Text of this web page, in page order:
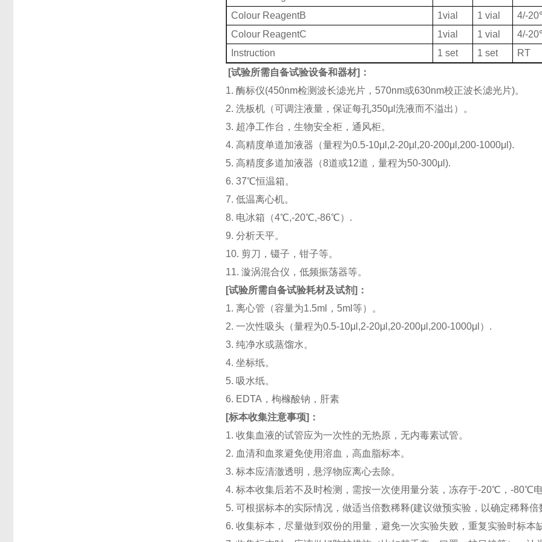
Colour ReagentB
1vial 1 vial
4/-
Colour ReagentC
1vial 1 vial
4/-
Instruction
1 set 1 set
RT
[试验所需自备试验设备和器材]：
1. 酶标仪(450nm检测波长滤光片，570nm或630nm校正波长滤光片)。
2. 洗板机（可调注液量，保证每孔350μl洗液而不溢出）。
3. 超净工作台，生物安全柜，通风柜。
4. 高精度单道加液器（量程为0.5-10μl,2-20μl,20-200μl,200-1000μl).
5. 高精度多道加液器（8道或12道，量程为50-300μl).
6. 37℃恒温箱。
7. 低温离心机。
8. 电冰箱（4℃,-20℃,-86℃）.
9. 分析天平。
10. 剪刀，镊子，钳子等。
11. 漩涡混合仪，低频振荡器等。
[试验所需自备试验耗材及试剂]：
1. 离心管（容量为1.5ml，5ml等）。
2. 一次性吸头（量程为0.5-10μl,2-20μl,20-200μl,200-1000μl）.
3. 纯净水或蒸馏水。
4. 坐标纸。
5. 吸水纸。
6. EDTA，枸橼酸钠，肝素
[标本收集注意事项]：
1. 收集血液的试管应为一次性的无热原，无内毒素试管。
2. 血清和血浆避免使用溶血，高血脂标本。
3. 标本应清澈透明，悬浮物应离心去除。
4. 标本收集后若不及时检测，需按一次使用量分装，冻存于-20℃，-80℃电
5. 可根据标本的实际情况，做适当倍数稀释(建议做预实验，以确定稀释倍
6. 收集标本，尽量做到双份的用量，避免一次实验失败，重复实验时标本